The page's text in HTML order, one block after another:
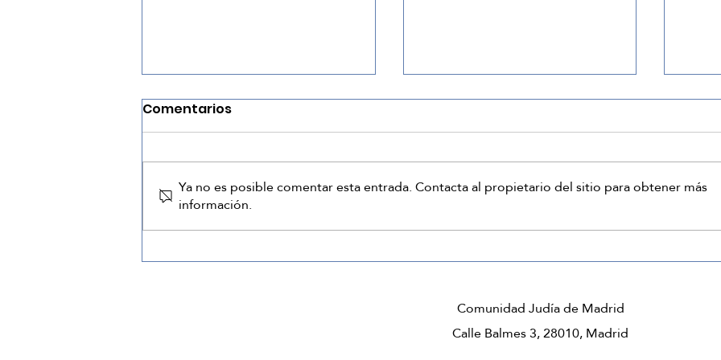
¿Cómo tener un gran
día?
Tu visión crea la realidad
No
Comentarios
Ya no es posible comentar esta entrada. Contacta al propietario del sitio para obtener más
información.
Comunidad Judía de Madrid
Calle Balmes 3, 28010, Madrid